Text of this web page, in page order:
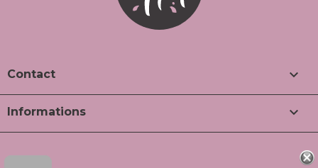
Contact 
Informations 